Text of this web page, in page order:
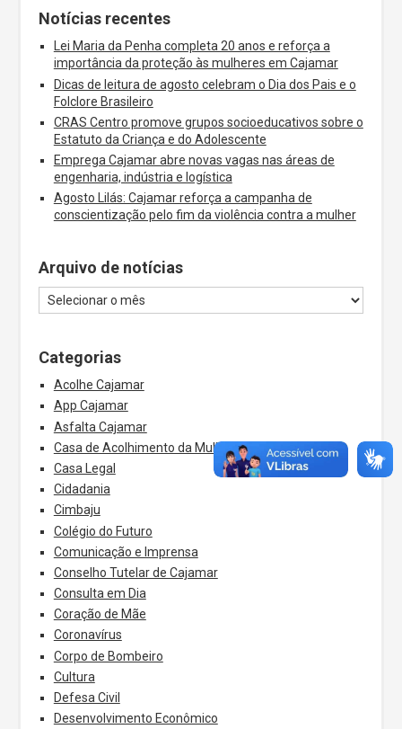
Notícias recentes
Lei Maria da Penha completa 20 anos e reforça a
importância da proteção às mulheres em Cajamar
Dicas de leitura de agosto celebram o Dia dos Pais e o
Folclore Brasileiro
CRAS Centro promove grupos socioeducativos sobre o
Estatuto da Criança e do Adolescente
Emprega Cajamar abre novas vagas nas áreas de
engenharia, indústria e logística
Agosto Lilás: Cajamar reforça a campanha de
conscientização pelo fim da violência contra a mulher
Arquivo de notícias
Categorias
Acolhe Cajamar
App Cajamar
Asfalta Cajamar
Casa de Acolhimento da Mulher
Casa Legal
Cidadania
Cimbaju
Colégio do Futuro
Comunicação e Imprensa
Conselho Tutelar de Cajamar
Consulta em Dia
Coração de Mãe
Coronavírus
Corpo de Bombeiro
Cultura
Defesa Civil
Desenvolvimento Econômico